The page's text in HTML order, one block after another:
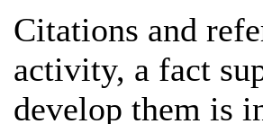
Citations and
activity, a fact
develop them is